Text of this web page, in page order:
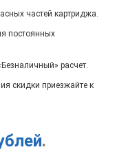
частей картриджа.
постоянных
расчет.
скидки приезжайте к
.